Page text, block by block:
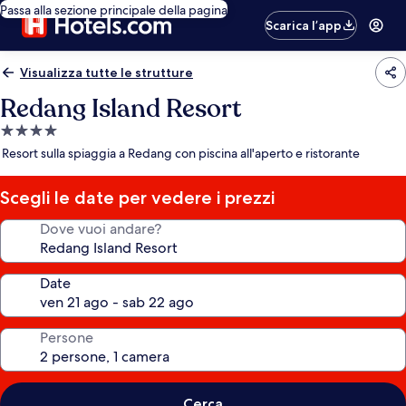
Passa alla sezione principale della pagina
Scarica l’app
Visualizza tutte le strutture
Redang Island Resort
Struttura
a
stelle
Resort sulla spiaggia a Redang con piscina all'aperto e ristorante
Scegli le date per vedere i prezzi
Dove vuoi andare?
Date
Persone